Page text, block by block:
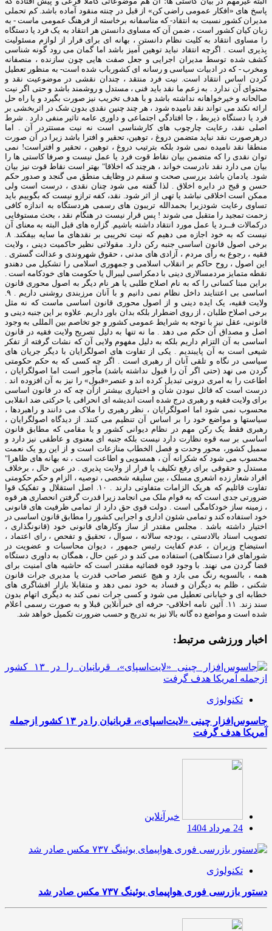
اخبار ورزشی مرتبط:
تکنولوژی
جاسوس‌افزار چینی «لایت‌اسپای»، قربانیان را در ۱۳ کشور ازجمله
آمریکا هدف گرفت
خبرآنلاین
24 مرداد 1404
تکنولوژی
دستور بازرسی فوری هواپیمای بوئینگ ۷۳۷ مکس صادر شد